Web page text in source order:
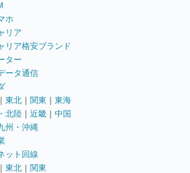
ホ
リア
リア格安ブランド
ター
ータ通信
｜ 東北 ｜ 関東 ｜ 東海
北陸 ｜ 近畿 ｜ 中国
州・沖縄
ット回線
｜ 東北 ｜ 関東